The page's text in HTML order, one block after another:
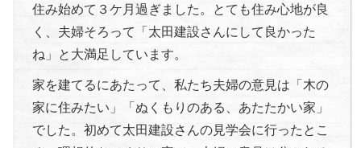
住み始めて３ケ月過ぎました。とても住み心地が良
く、夫婦そろって「太田建設さんにして良かった
ね」と大満足しています。
家を建てるにあたって、私たち夫婦の意見は「木の
家に住みたい」「ぬくもりのある、あたたかい家」
でした。初めて太田建設さんの見学会に行ったとこ